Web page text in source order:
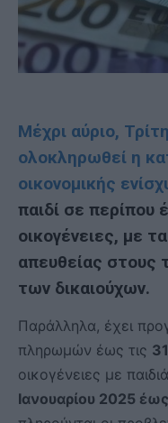
Μέχρι αύριο,
ολοκληρωθεί η
οικονομικής
παιδί σε περίπου
οικογένειες, με
απευθείας στους
των δικαιούχων.
Παράλληλα, έχει
πληρωμών έως τις
οικογένειες με
Ιανουαρίου 2025